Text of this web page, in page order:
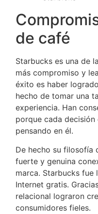
de café
Starbucks es una de
más compromiso y
éxito es haber
hecho de tomar una
experiencia. Han
porque cada
pensando en él.
De hecho su filosofía
fuerte y genuina
marca. Starbucks fue
Internet gratis.
relacional lograron
consumidores fieles.